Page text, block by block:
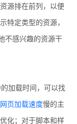
源排在前列，以便
特定类型的资源，
不感兴趣的资源干
加载时间，可以找
网页加载速度慢的主
化；对于脚本和样